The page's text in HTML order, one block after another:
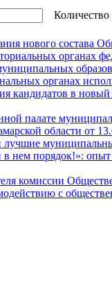
нового состава
органах
органах
кандидатов в
палате
области от
лучшие
нем порядок!»: опыт
комиссии
с